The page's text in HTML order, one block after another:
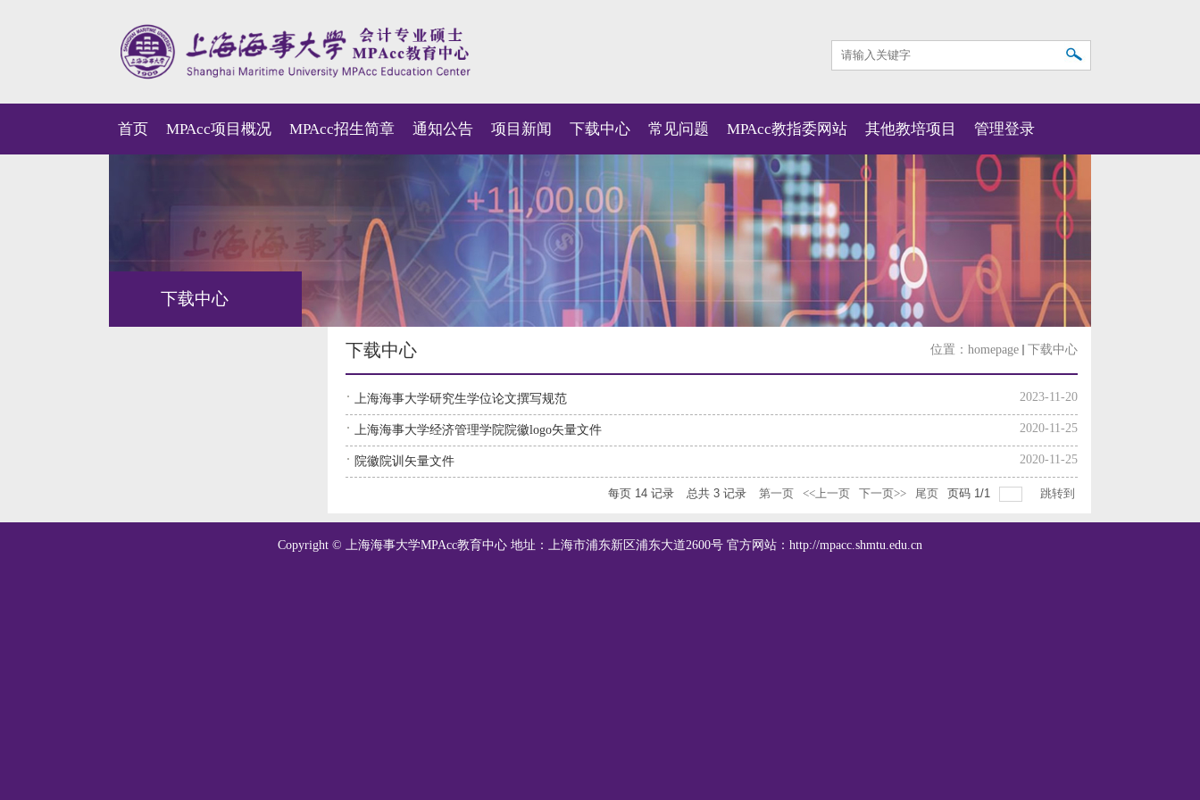
首页 MPAcc项目概况 MPAcc招生简章 通知公告 项目新闻 下载中心 常见问题 MPAcc教指委网站 其他教培项目 管理登录
下载中心
下载中心 位置： homepage 下载中心
上海海事大学研究生学位论文撰写规范 2023-11-20
上海海事大学经济管理学院院徽logo矢量文件 2020-11-25
院徽院训矢量文件 2020-11-25
每页 14 记录 总共 3 记录 第一页 <<上一页 下一页>> 尾页 页码 1 /1 跳转到
Copyright © 上海海事大学MPAcc教育中心 地址：上海市浦东新区浦东大道2600号 官方网站：http://mpacc.shmtu.edu.cn